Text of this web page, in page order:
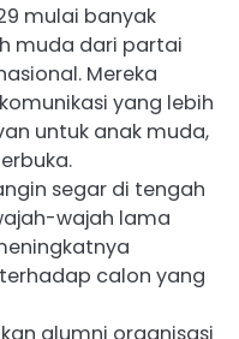
mulai banyak
muda dari partai
Mereka
yang lebih
untuk anak muda,
segar di tengah
wajah lama
calon yang
alumni organisasi